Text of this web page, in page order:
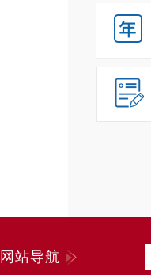
网站导航